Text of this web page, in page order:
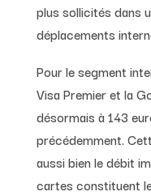
plus sollicités dans
déplacements
Pour le segment
Visa Premier et la
désormais à 143
précédemment.
aussi bien le débit
cartes constituent